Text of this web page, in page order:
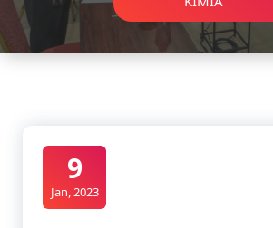
9
Jan, 2023